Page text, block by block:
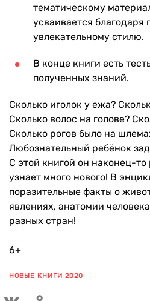
тематическому
усваивается благодаря
увлекательному стилю.
В конце книги есть
полученных знаний.
Сколько иголок у ежа?
Сколько волос на голове?
Сколько рогов было на
Любознательный ребёнок
С этой книгой он наконец-то
узнает много нового! В
поразительные факты о
явлениях, анатомии
разных стран!
6+
НОВЫЕ КНИГИ 2020